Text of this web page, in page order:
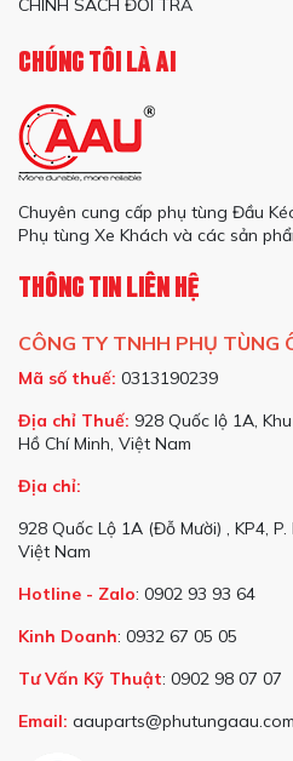
CHÍNH SÁCH ĐỔI TRẢ
CHÚNG TÔI LÀ AI
Chuyên cung cấp phụ tùng Đầu
Phụ tùng Xe Khách và các sản
THÔNG TIN LIÊN HỆ
CÔNG TY TNHH PHỤ TÙNG
Mã số thuế: 0313190239
Địa chỉ Thuế: 928 Quốc lộ 1A,
Hồ Chí Minh, Việt Nam
Địa chỉ:
928 Quốc Lộ 1A (Đỗ Mười) , KP4,
Việt Nam
Hotline - Zalo: 0902 93 93 64
Kinh Doanh: 0932 67 05 05
Tư Vấn Kỹ Thuật: 0902 98 07 07
Email: